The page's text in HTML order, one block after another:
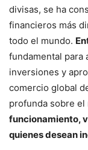
divisas, se ha
financieros más
todo el mundo.
fundamental para
inversiones y
comercio global
profunda sobre el
funcionamiento,
quienes desean